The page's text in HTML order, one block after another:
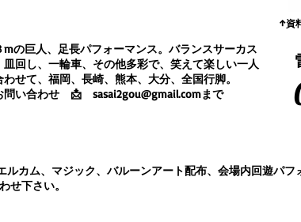
​↑資
の巨人、足長パフォーマンス。 バランスサーカス
回し、一輪車、その他多彩で、笑えて楽しい一人
せて、福岡、長崎、熊本、大分、全国行脚。
せ 📩 sasai2gou@gmail.comまで
カム、マジック、バルーンアート配布、会場内回遊パフ
せ下さい。